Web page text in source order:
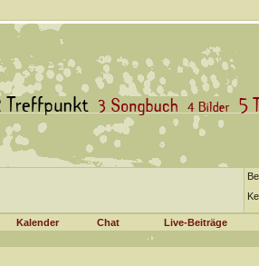
Kalender Chat Live-Beiträge